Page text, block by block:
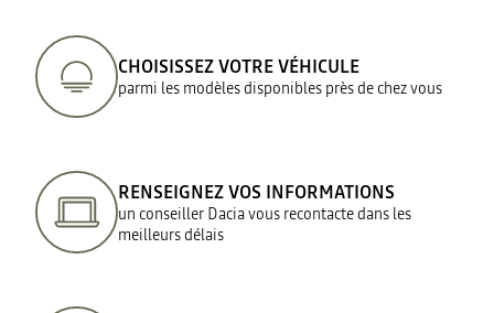
CHOISISSEZ VOTRE VÉHICULE
parmi les modèles disponibles près de chez vous
RENSEIGNEZ VOS INFORMATIONS
un conseiller Dacia vous recontacte dans les
meilleurs délais